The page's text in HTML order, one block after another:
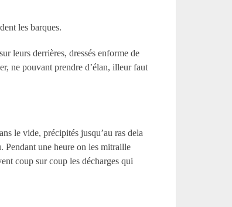
les barques.
leurs derrières, dressés enforme de
ne pouvant prendre d’élan, illeur faut
le vide, précipités jusqu’au ras dela
Pendant une heure on les mitraille
coup sur coup les décharges qui